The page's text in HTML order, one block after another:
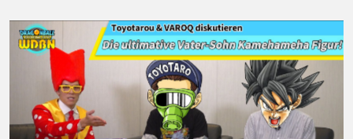
VIDEOS
SPECIALS
INFOS